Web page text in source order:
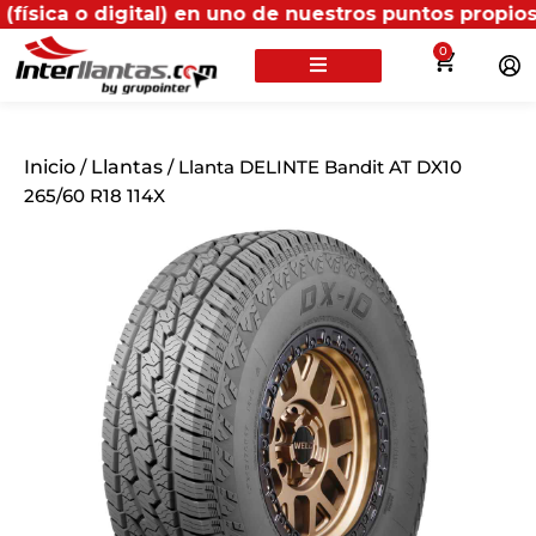
en uno de nuestros puntos propios,
0
Inicio / Llantas / Llanta DELINTE Bandit AT DX10
265/60 R18 114X